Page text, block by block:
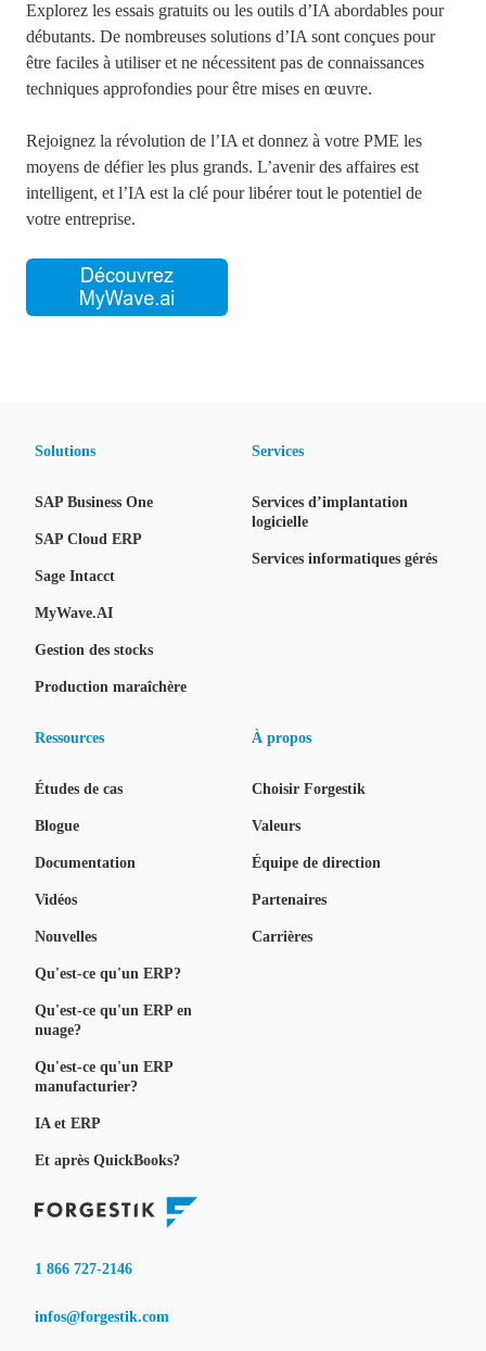
Explorez les essais gratuits ou les outils d’IA abordables pour
débutants. De nombreuses solutions d’IA sont conçues pour
être faciles à utiliser et ne nécessitent pas de connaissances
techniques approfondies pour être mises en œuvre.
Rejoignez la révolution de l’IA et donnez à votre PME les
moyens de défier les plus grands. L’avenir des affaires est
intelligent, et l’IA est la clé pour libérer tout le potentiel de
votre entreprise.
Solutions
SAP Business One
SAP Cloud ERP
Sage Intacct
MyWave.AI
Gestion des stocks
Production maraîchère
Services
Services d’implantation
logicielle
Services informatiques gérés
Ressources
Études de cas
Blogue
Documentation
Vidéos
Nouvelles
Qu'est-ce qu'un ERP?
Qu'est-ce qu'un ERP en
nuage?
Qu'est-ce qu'un ERP
manufacturier?
IA et ERP
Et après QuickBooks?
À propos
Choisir Forgestik
Valeurs
Équipe de direction
Partenaires
Carrières
1 866 727-2146
infos@forgestik.com